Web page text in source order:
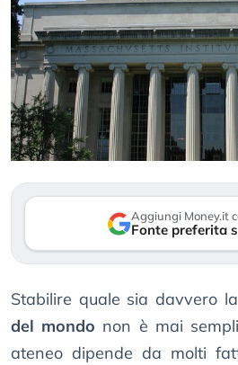
Aggiungi Money.it
Fonte preferita
Stabilire quale sia davvero la
del mondo non è mai
ateneo dipende da molti